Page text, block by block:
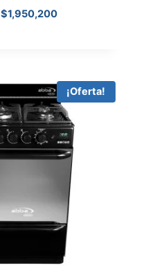
$1,950,200
¡Oferta!